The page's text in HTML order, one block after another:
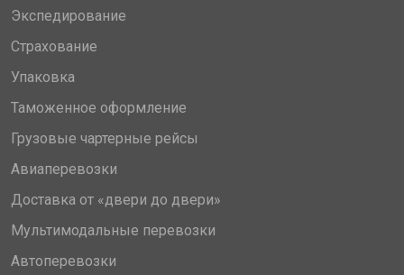
Экспедирование
Страхование
Упаковка
Таможенное оформление
Грузовые чартерные рейсы
Авиаперевозки
Доставка от «двери до двери»
Мультимодальные перевозки
Автоперевозки